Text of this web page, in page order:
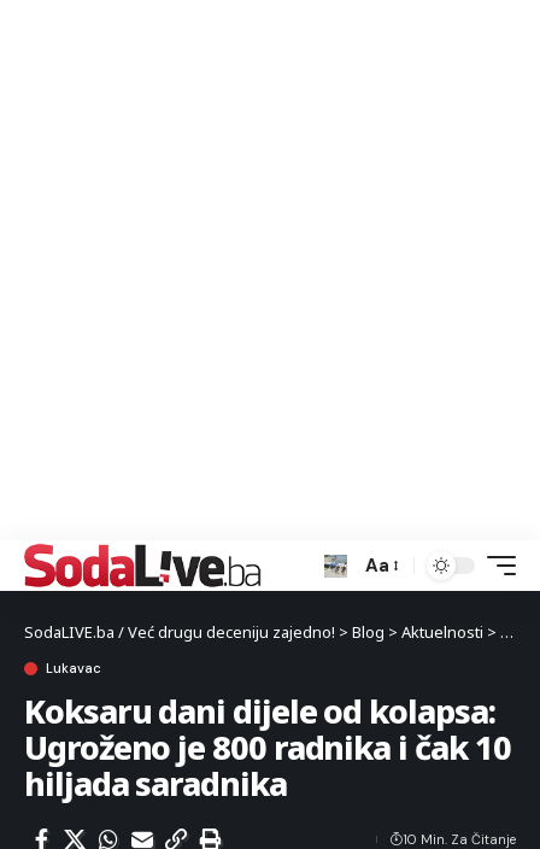
Aa
SodaLIVE.ba / Već drugu deceniju zajedno! > Blog > Aktuelnosti >
Lukavac
Koksaru dani dijele od kolapsa:
Ugroženo je 800 radnika i čak 10
hiljada saradnika
10 Min. Za Čitanje